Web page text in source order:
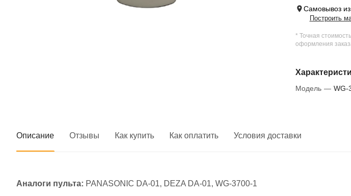
Самовывоз
Построить
* Точная
оформления
Модель — WG-
Описание Отзывы Как купить Как оплатить Условия доставки
Аналоги пульта: PANASONIC DA-01, DEZA DA-01, WG-3700-1